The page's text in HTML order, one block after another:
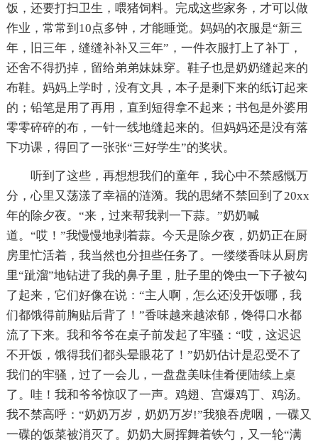
饭，还要打扫卫生，喂猪饲料。完成这些家务，才可以做
作业，常常到10点多钟，才能睡觉。妈妈的衣服是“新三
年，旧三年，缝缝补补又三年”，一件衣服打上了补丁，
还舍不得扔掉，留给弟弟妹妹穿。鞋子也是奶奶缝起来的
布鞋。妈妈上学时，没有文具，本子是剩下来的纸订起来
的；铅笔是用了再用，直到短得拿不起来；书包是外婆用
零零碎碎的布，一针一线地缝起来的。但妈妈还是没有落
下功课，得回了一张张“三好学生”的奖状。
听到了这些，再想想我们的童年，我心中不禁感慨万
分，心里又荡漾了幸福的涟漪。我的思绪不禁回到了20xx
年的除夕夜。“来，过来帮我剥一下蒜。”奶奶喊
道。“哎！”我慢慢地剥着蒜。今天是除夕夜，奶奶正在厨
房里忙活着，我当然也分担些任务了。一缕缕香味从厨房
里“跐溜”地钻进了我的鼻子里，肚子里的馋虫一下子被勾
了起来，它们好像在说：“主人啊，怎么还没开饭哪，我
们都饿得前胸贴后背了！”香味越来越浓郁，馋得口水都
流了下来。我和爷爷在桌子前发起了牢骚：“哎，这迟迟
不开饭，饿得我们都头晕眼花了！”奶奶估计是忍受不了
我们的牢骚，过了一会儿，一盘盘美味佳肴便陆续上桌
了。哇！我和爷爷惊叹了一声。鸡翅、宫爆鸡丁、鸡汤。
我不禁高呼：“奶奶万岁，奶奶万岁!”我狼吞虎咽，一碟又
一碟的饭菜被消灭了。奶奶大厨挥舞着铁勺，又一轮“满